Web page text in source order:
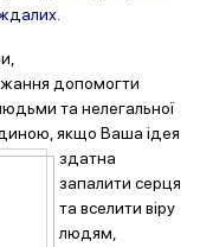
допомогти
та нелегальної
якщо Ваша ідея
здатна
запалити серця
та вселити віру
людям,